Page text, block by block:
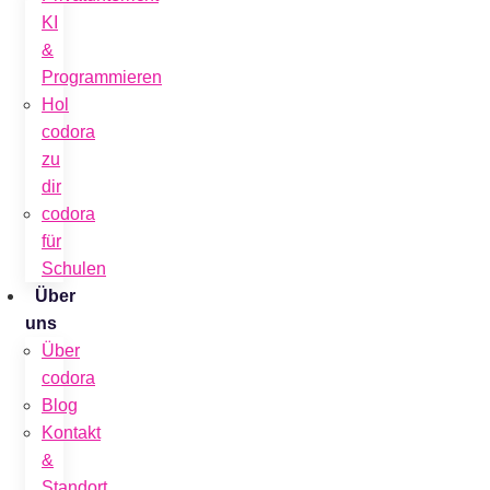
KI
&
Programmieren
Hol
codora
zu
dir
codora
für
Schulen
Über
uns
Über
codora
Blog
Kontakt
&